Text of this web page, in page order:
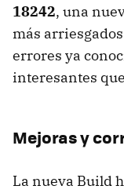
18242, una
más
errores ya
interesantes
Mejoras y
La nueva Build